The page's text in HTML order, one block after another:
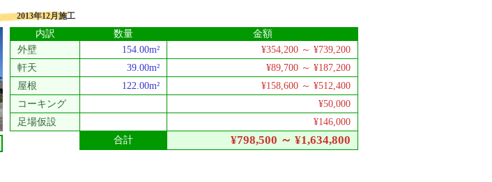
2013年12月施工
内訳 数量
金額
外壁
154.00m²
¥354,200 ～ ¥739,200
軒天
39.00m²
¥89,700 ～ ¥187,200
屋根
122.00m²
¥158,600 ～ ¥512,400
コーキング
¥50,000
足場仮設
¥146,000
合計
¥798,500 ～ ¥1,634,800